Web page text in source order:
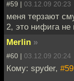
#59 | 03.12.09 20:23
меня терзают
2, это нифига не
Merlin »
#60 | 03.12.09 20:24
Кому: spyder, #59